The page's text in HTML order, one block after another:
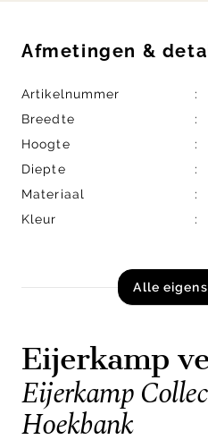
Afmetingen &
Artikelnummer
Breedte
Hoogte
Diepte
Materiaal
Kleur
Alle
Eijerkamp
Eijerkamp
Hoekbank